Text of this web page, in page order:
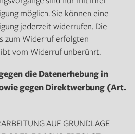
möglich. Sie können eine
jederzeit widerrufen. Die
zum Widerruf erfolgten
vom Widerruf unberührt.
die Datenerhebung in
gegen Direktwerbung (Art.
AUF GRUNDLAGE